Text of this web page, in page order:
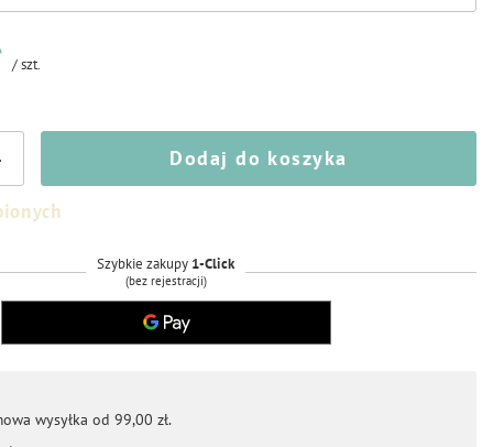
/szt.
Dodaj do koszyka
Szybkie zakupy 1-Click
(bez rejestracji)
wysyłka od 99,00 zł.